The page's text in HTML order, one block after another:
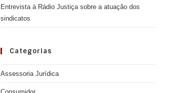
Entrevista à Rádio Justiça sobre a atuação dos
sindicatos
Categorias
Assessoria Jurídica